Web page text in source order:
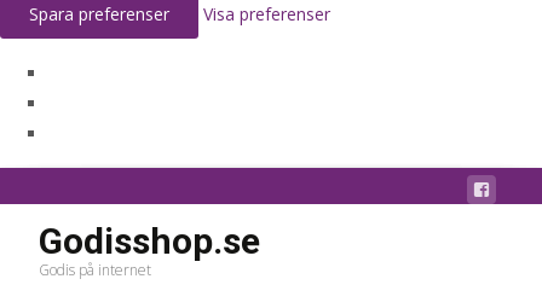
Spara preferenser Visa preferenser
Godisshop.se
Godis på internet